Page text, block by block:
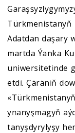
Türkmenistanyň
Adatdan daşary
martda Ýanka
uniwersitetinde
etdi. Çäräniň
ynanyşmagyň
tanyşdyrylyşy